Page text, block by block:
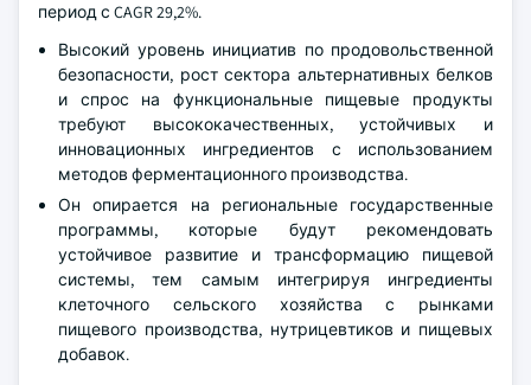
период с CAGR 29,2%.
Высокий уровень инициатив по продовольственной
безопасности, рост сектора альтернативных белков
и спрос на функциональные пищевые продукты
требуют высококачественных, устойчивых и
инновационных ингредиентов с использованием
методов ферментационного производства.
Он опирается на региональные государственные
программы, которые будут рекомендовать
устойчивое развитие и трансформацию пищевой
системы, тем самым интегрируя ингредиенты
клеточного сельского хозяйства с рынками
пищевого производства, нутрицевтиков и пищевых
добавок.